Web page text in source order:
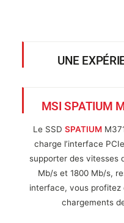
UNE
MSI SPATIUM
Le SSD SPATIUM
charge l’interface
supporter des vitesses
Mb/s et 1800 Mb/s,
interface, vous profitez
chargements